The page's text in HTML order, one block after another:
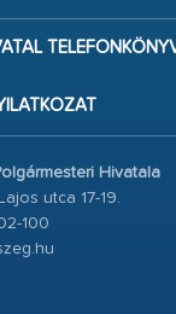
Hivatala
utca 17-19.
100